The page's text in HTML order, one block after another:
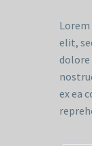
elit,
dolore
ex ea